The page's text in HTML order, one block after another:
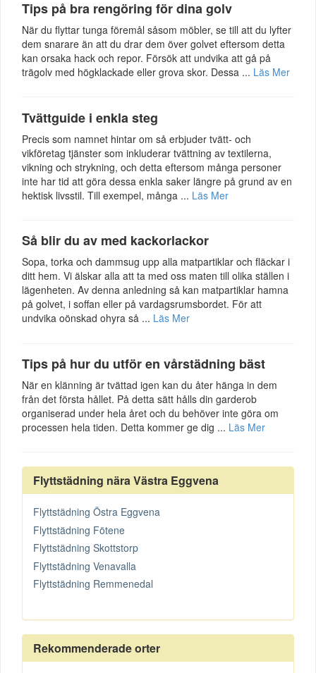
Tips på bra rengöring för dina golv
När du flyttar tunga föremål såsom möbler, se till att du lyfter
dem snarare än att du drar dem över golvet eftersom detta
kan orsaka hack och repor. Försök att undvika att gå på
trägolv med högklackade eller grova skor. Dessa ... Läs Mer
Tvättguide i enkla steg
Precis som namnet hintar om så erbjuder tvätt- och
vikföretag tjänster som inkluderar tvättning av textilerna,
vikning och strykning, och detta eftersom många personer
inte har tid att göra dessa enkla saker längre på grund av en
hektisk livsstil. Till exempel, många ... Läs Mer
Så blir du av med kackorlackor
Sopa, torka och dammsug upp alla matpartiklar och fläckar i
ditt hem. Vi älskar alla att ta med oss maten till olika ställen i
lägenheten. Av denna anledning så kan matpartiklar hamna
på golvet, i soffan eller på vardagsrumsbordet. För att
undvika oönskad ohyra så ... Läs Mer
Tips på hur du utför en vårstädning bäst
När en klänning är tvättad igen kan du åter hänga in dem
från det första hållet. På detta sätt hålls din garderob
organiserad under hela året och du behöver inte göra om
processen hela tiden. Detta kommer ge dig ... Läs Mer
Flyttstädning nära Västra Eggvena
Flyttstädning Östra Eggvena
Flyttstädning Fötene
Flyttstädning Skottstorp
Flyttstädning Venavalla
Flyttstädning Remmenedal
Rekommenderade orter